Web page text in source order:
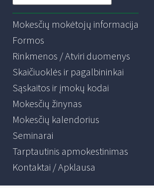
Mokesčių mokėtojų informacija
Formos
Rinkmenos / Atviri duomenys
Skaičiuoklės ir pagalbininkai
Sąskaitos ir įmokų kodai
Mokesčių žinynas
Mokesčių kalendorius
Seminarai
Tarptautinis apmokestinimas
Kontaktai / Apklausa